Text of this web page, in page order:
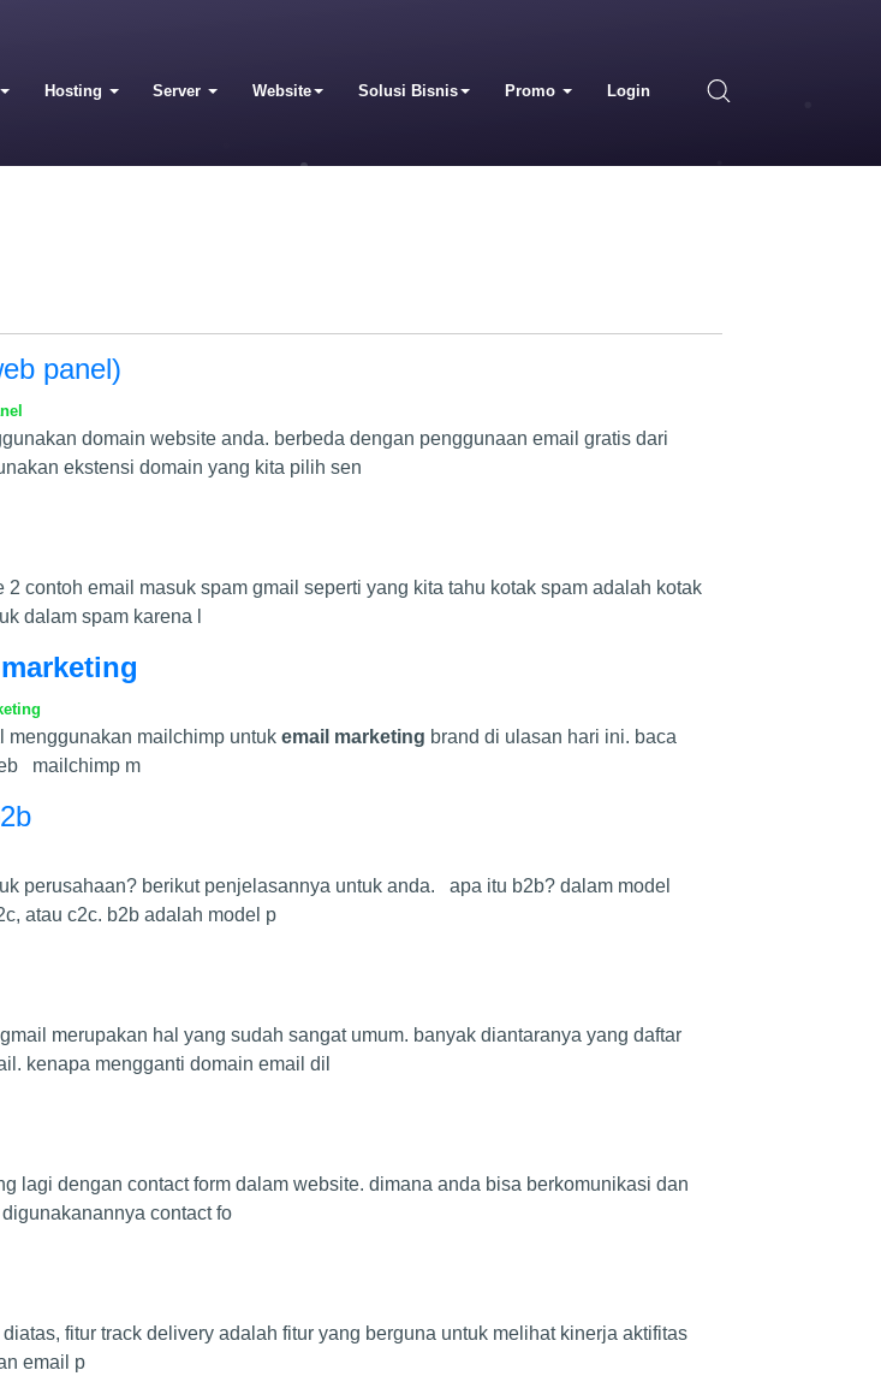
Hosting Server Website Solusi Bisnis Promo Login
panel)
domain website anda. berbeda dengan penggunaan email gratis dari
ekstensi domain yang kita pilih sen
contoh email masuk spam gmail seperti yang kita tahu kotak spam adalah kotak
dalam spam karena l
menggunakan mailchimp untuk email marketing brand di ulasan hari ini. baca
mailchimp m
perusahaan? berikut penjelasannya untuk anda. apa itu b2b? dalam model
atau c2c. b2b adalah model p
merupakan hal yang sudah sangat umum. banyak diantaranya yang daftar
kenapa mengganti domain email dil
lagi dengan contact form dalam website. dimana anda bisa berkomunikasi dan
contact fo
fitur track delivery adalah fitur yang berguna untuk melihat kinerja aktifitas
email p